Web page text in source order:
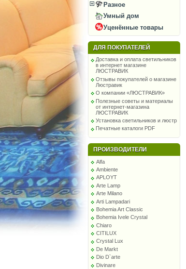
Разное
Умный дом
Уценённые товары
ДЛЯ ПОКУПАТЕЛЕЙ
Доставка и оплата светильников
в интернет магазине
ЛЮСТРАВИК
Отзывы покупателей о магазине
Люстравик
О компании «ЛЮСТРАВИК»
Полезные советы и материалы
от интернет-магазина
ЛЮСТРАВИК
Установка светильников и люстр
Печатные каталоги PDF
ПРОИЗВОДИТЕЛИ
Alfa
Ambiente
APLOYT
Arte Lamp
Arte Milano
Arti Lampadari
Bohemia Art Classic
Bohemia Ivele Crystal
Chiaro
CITILUX
Crystal Lux
De Markt
Dio D`arte
Divinare